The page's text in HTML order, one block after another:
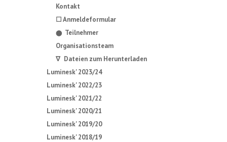
Kontakt
☐ Anmeldeformular
⬤ Teilnehmer
Organisationsteam
∇ Dateien zum Herunterladen
Luminesk' 2023/24
Luminesk' 2022/23
Luminesk' 2021/22
Luminesk' 2020/21
Luminesk' 2019/20
Luminesk' 2018/19